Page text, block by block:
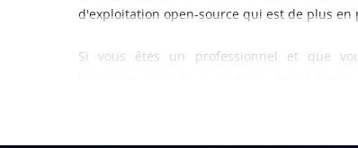
d'exploitation open-source qui est de plus en
Si vous êtes un professionnel et que